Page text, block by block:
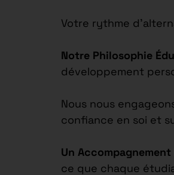
Votre rythme
Notre Philosophie
développement
Nous nous
confiance en soi et
Un
ce que chaque